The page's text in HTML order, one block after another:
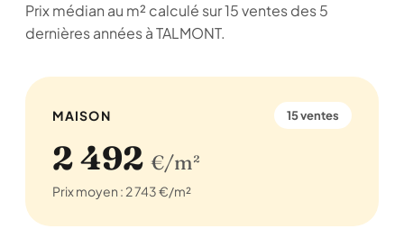
Prix médian au m² calculé sur 15 ventes des 5
dernières années à TALMONT.
MAISON 15 ventes
2 492 €/m²
Prix moyen : 2 743 €/m²